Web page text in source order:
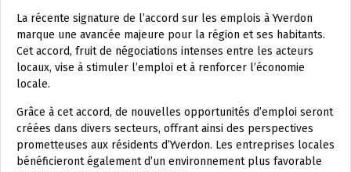
La récente signature de l’accord sur les emplois à Yverdon
marque une avancée majeure pour la région et ses habitants.
Cet accord, fruit de négociations intenses entre les acteurs
locaux, vise à stimuler l’emploi et à renforcer l’économie
locale.
Grâce à cet accord, de nouvelles opportunités d’emploi seront
créées dans divers secteurs, offrant ainsi des perspectives
prometteuses aux résidents d’Yverdon. Les entreprises locales
bénéficieront également d’un environnement plus favorable